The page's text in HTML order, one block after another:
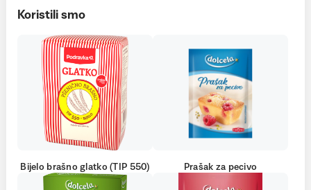
Koristili smo
Bijelo brašno glatko (TIP 550) Prašak za pecivo